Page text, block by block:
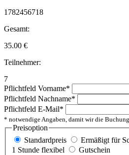
1782456718
Gesamt:
35.00 €
Teilnehmer:
7
Pflichtfeld Vorname*
Pflichtfeld Nachname*
Pflichtfeld E-Mail*
* notwendige Angaben, damit wir die
Preisoption
Standardpreis
Ermäßigt für
1 Stunde flexibel
Gutschein